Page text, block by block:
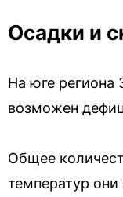
Осадки и
На юге региона
возможен
Общее
температур